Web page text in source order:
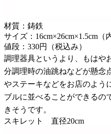
材質：鋳鉄
サイズ：16cm×26cm×1.5cm（
値段：330円（税込み）
調理器具というより、もはや
分調理時の油跳ねなどが懸念
やステーキなどをお店のよう
ブルに並べることができるの
きそうです。
スキレット 直径20cm